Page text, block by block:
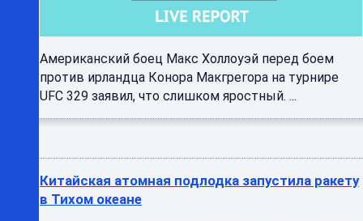
Американский боец Макс Холлоуэй перед боем
против ирландца Конора Макгрегора на турнире
UFC 329 заявил, что слишком яростный. ...
Китайская атомная подлодка запустила ракету
в Тихом океане